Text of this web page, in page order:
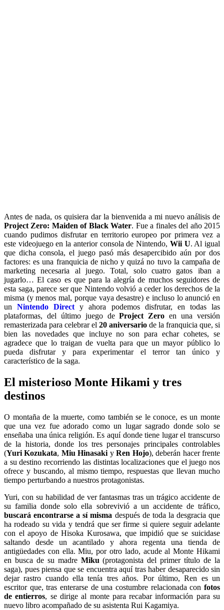
Antes de nada, os quisiera dar la bienvenida a mi nuevo análisis de
Project Zero: Maiden of Black Water. Fue a finales del año 2015
cuando pudimos disfrutar en territorio europeo por primera vez a
este videojuego en la anterior consola de Nintendo, Wii U. Al igual
que dicha consola, el juego pasó más desapercibido aún por dos
factores: es una franquicia de nicho y quizá no tuvo la campaña de
marketing necesaria al juego. Total, solo cuatro gatos iban a
jugarlo… El caso es que para la alegría de muchos seguidores de
esta saga, parece ser que Nintendo volvió a ceder los derechos de la
misma (y menos mal, porque vaya desastre) e incluso lo anunció en
unNintendo Direct y ahora podemos disfrutar, en todas las
plataformas, del último juego deProject Zero en una versión
remasterizada para celebrar el 20 aniversario de la franquicia que, si
bien las novedades que incluye no son para echar cohetes, se
agradece que lo traigan de vuelta para que un mayor público lo
pueda disfrutar y para experimentar el terror tan único y
característico de la saga.
El misterioso Monte Hikami y tres
destinos
O montaña de la muerte, como también se le conoce, es un monte
que una vez fue adorado como un lugar sagrado donde solo se
enseñaba una única religión. Es aquí donde tiene lugar el transcurso
de la historia, donde los tres personajes principales controlables
(Yuri Kozukata, Miu Hinasaki yRen Hojo), deberán hacer frente
a su destino recorriendo las distintas localizaciones que el juego nos
ofrece y buscando, al mismo tiempo, respuestas que llevan mucho
tiempo perturbando a nuestros protagonistas.
Yuri, con su habilidad de ver fantasmas tras un trágico accidente de
su familia donde solo ella sobrevivió a un accidente de tráfico,
buscará encontrarse a sí misma después de toda la desgracia que
ha rodeado su vida y tendrá que ser firme si quiere seguir adelante
con el apoyo de Hisoka Kurosawa, que impidió que se suicidase
saltando desde un acantilado y ahora regenta una tienda de
antigüedades con ella. Miu, por otro lado, acude al Monte Hikami
en busca de su madre Miku (protagonista del primer título de la
saga), pues piensa que se encuentra aquí tras haber desaparecido sin
dejar rastro cuando ella tenía tres años. Por último, Ren es un
escritor que, tras enterarse de una costumbre relacionada con fotos
de entierros, se dirige al monte para recabar información para su
nuevo libro acompañado de su asistenta Rui Kagamiya.